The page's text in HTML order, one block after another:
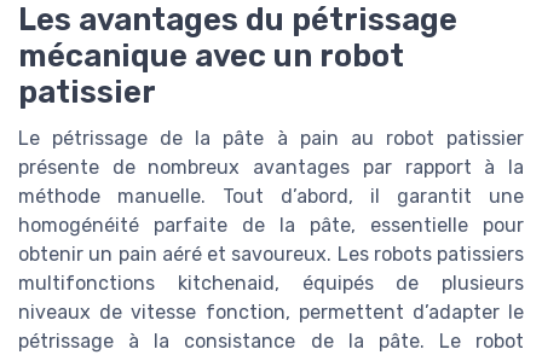
Les avantages du pétrissage
mécanique avec un robot
patissier
Le pétrissage de la pâte à pain au robot patissier
présente de nombreux avantages par rapport à la
méthode manuelle. Tout d’abord, il garantit une
homogénéité parfaite de la pâte, essentielle pour
obtenir un pain aéré et savoureux. Les robots patissiers
multifonctions kitchenaid, équipés de plusieurs
niveaux de vitesse fonction, permettent d’adapter le
pétrissage à la consistance de la pâte. Le robot